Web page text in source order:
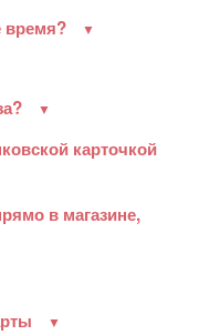
время?
карточкой
в магазине,